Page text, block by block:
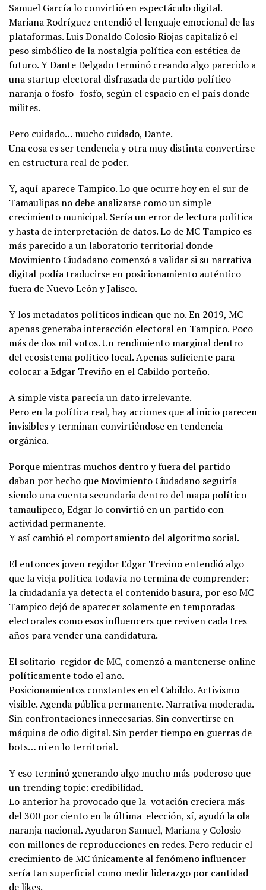
Samuel García lo convirtió en espectáculo digital.
Mariana Rodríguez entendió el lenguaje emocional de las
plataformas. Luis Donaldo Colosio Riojas capitalizó el
peso simbólico de la nostalgia política con estética de
futuro. Y Dante Delgado terminó creando algo parecido a
una startup electoral disfrazada de partido político
naranja o fosfo- fosfo, según el espacio en el país donde
milites.
Pero cuidado… mucho cuidado, Dante.
Una cosa es ser tendencia y otra muy distinta convertirse
en estructura real de poder.
Y, aquí aparece Tampico. Lo que ocurre hoy en el sur de
Tamaulipas no debe analizarse como un simple
crecimiento municipal. Sería un error de lectura política
y hasta de interpretación de datos. Lo de MC Tampico es
más parecido a un laboratorio territorial donde
Movimiento Ciudadano comenzó a validar si su narrativa
digital podía traducirse en posicionamiento auténtico
fuera de Nuevo León y Jalisco.
Y los metadatos políticos indican que no. En 2019, MC
apenas generaba interacción electoral en Tampico. Poco
más de dos mil votos. Un rendimiento marginal dentro
del ecosistema político local. Apenas suficiente para
colocar a Edgar Treviño en el Cabildo porteño.
A simple vista parecía un dato irrelevante.
Pero en la política real, hay acciones que al inicio parecen
invisibles y terminan convirtiéndose en tendencia
orgánica.
Porque mientras muchos dentro y fuera del partido
daban por hecho que Movimiento Ciudadano seguiría
siendo una cuenta secundaria dentro del mapa político
tamaulipeco, Edgar lo convirtió en un partido con
actividad permanente.
Y así cambió el comportamiento del algoritmo social.
El entonces joven regidor Edgar Treviño entendió algo
que la vieja política todavía no termina de comprender:
la ciudadanía ya detecta el contenido basura, por eso MC
Tampico dejó de aparecer solamente en temporadas
electorales como esos influencers que reviven cada tres
años para vender una candidatura.
El solitario regidor de MC, comenzó a mantenerse online
políticamente todo el año.
Posicionamientos constantes en el Cabildo. Activismo
visible. Agenda pública permanente. Narrativa moderada.
Sin confrontaciones innecesarias. Sin convertirse en
máquina de odio digital. Sin perder tiempo en guerras de
bots… ni en lo territorial.
Y eso terminó generando algo mucho más poderoso que
un trending topic: credibilidad.
Lo anterior ha provocado que la votación creciera más
del 300 por ciento en la última elección, sí, ayudó la ola
naranja nacional. Ayudaron Samuel, Mariana y Colosio
con millones de reproducciones en redes. Pero reducir el
crecimiento de MC únicamente al fenómeno influencer
sería tan superficial como medir liderazgo por cantidad
de likes.